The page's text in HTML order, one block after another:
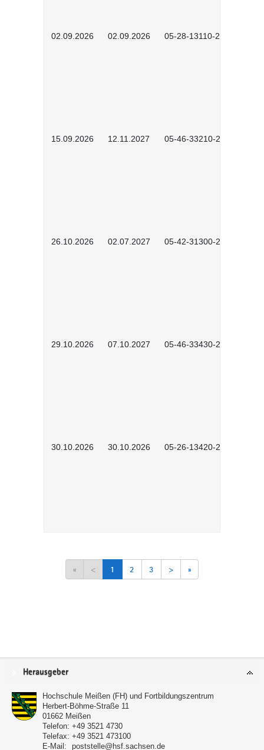
02.09.2026 02.09.2026 05-28-13110-2605
15.09.2026 12.11.2027 05-46-33210-2601
26.10.2026 02.07.2027 05-42-31300-2601
29.10.2026 07.10.2027 05-46-33430-2601
30.10.2026 30.10.2026 05-26-13420-2601
« < 1 2 3 > »
Service
Herausgeber
Hochschule Meißen (FH) und Fortbildungszentrum
Herbert-Böhme-Straße 11
01662 Meißen
Telefon: +49 3521 4730
Telefax: +49 3521 473100
E-Mail:
poststelle@hsf.sachsen.de